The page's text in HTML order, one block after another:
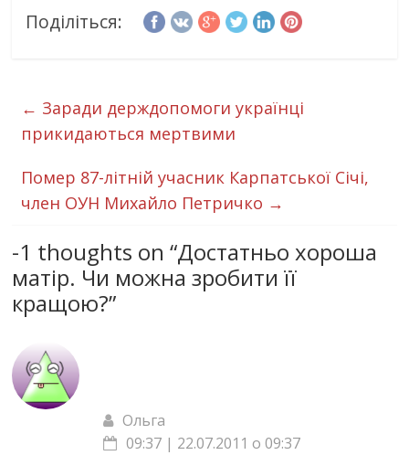
Поділіться:
← Заради держдопомоги українці
прикидаються мертвими
Помер 87-літній учасник Карпатської Січі,
член ОУН Михайло Петричко →
-1 thoughts on “Достатньо хороша
матір. Чи можна зробити її
кращою?”
Ольга
09:37 | 22.07.2011 о 09:37